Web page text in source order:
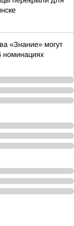
«Знание» могут
номинациях